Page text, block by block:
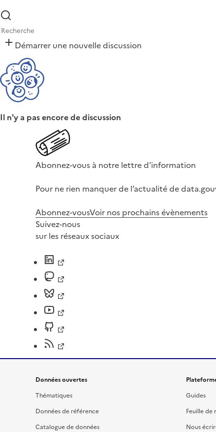
Démarrer une nouvelle discussion
Il n'y a pas encore de discussion
Abonnez-vous à notre lettre d'information
Pour ne rien manquer de l’actualité de
Abonnez-vousVoir nos prochains évènements
Suivez-nous
sur les réseaux sociaux
Données ouvertes
Thématiques
Données de référence
Catalogue de données
Guides
Feuille de
Nous